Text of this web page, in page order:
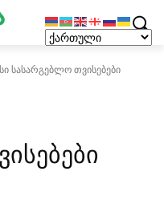
სასარგებლო თვისებები